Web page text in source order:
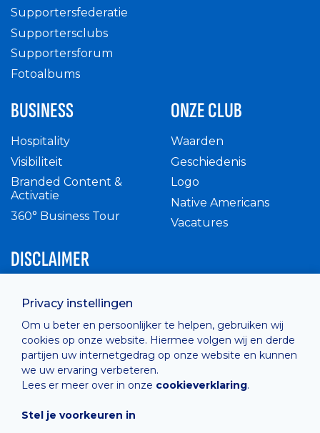
Privacy instellingen
Om u beter en persoonlijker te helpen, gebruiken wij
cookies op onze website. Hiermee volgen wij en derde
partijen uw internetgedrag op onze website en kunnen
we uw ervaring verbeteren.
Lees er meer over in onze cookieverklaring.
Stel je voorkeuren in
Supportersfederatie
Supportersclubs
Supportersforum
Fotoalbums
BUSINESS
Hospitality
Visibiliteit
Branded Content &
Activatie
360° Business Tour
ONZE CLUB
Waarden
Geschiedenis
Logo
Native Americans
Vacatures
DISCLAIMER
Privacy Policy
Cashless
verkoopsvoorwaarden
Cookie Policy